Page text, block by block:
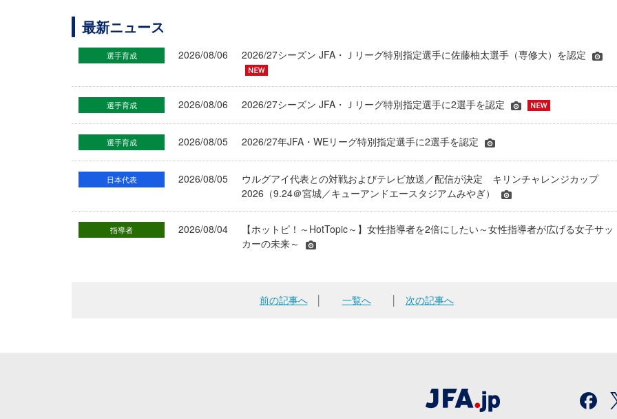
最新ニュース
選手育成 2026/08/06 2026/27シーズン JFA・Ｊリーグ特別指定選手に佐藤柚太選手（専修大）を認定
選手育成 2026/08/06 2026/27シーズン JFA・Ｊリーグ特別指定選手に2選手を認定
選手育成 2026/08/05 2026/27年JFA・WEリーグ特別指定選手に2選手を認定
日本代表 2026/08/05
ウルグアイ代表との対戦およびテレビ放送／配信が決定 キリンチャレンジカップ
2026（9.24＠宮城／キューアンドエースタジアムみやぎ）
指導者 2026/08/04
【ホットピ！～HotTopic～】女性指導者を2倍にしたい～女性指導者が広げる女子サッ
カーの未来～
前の記事へ│ 一覧へ 次の記事へ